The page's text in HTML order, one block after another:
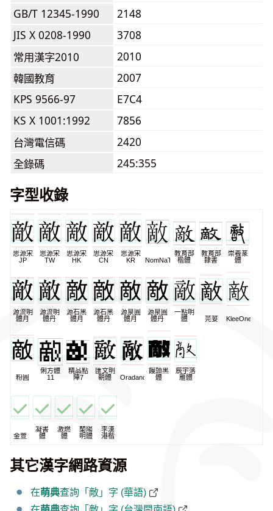
GB/T 12345-1990
2148
JIS X 0208-1990
3708
常用漢字2010
2010
韓國教育
2007
KPS 9566-97
E7C4
KS X 1001:1992
7856
台灣電信碼
2420
全錄碼
245:355
字型收錄
思源宋
JP
思源宋
TW
思源宋
HK
思源宋
CN
思源宋
KR
NomNaTong
教育部
楷體
教育部
隸書
崇羲篆
體
源流明
體月
源流明
體丹
源石黑
體月
源石黑
體丹
源泉圓
體月
源泉圓
體丹
一點明
體
芫荽 KleeOne
粉圓
俐方體
11
精品點
陣7
匯文明
朝體
Oradano
饅頭黑
體
辰宇落
雁體
金萱
凝書
體
激燃
體
蘭陽
明體
李漢
港楷
其它漢字網路資源
在萌典查詢「敵」字 (華語)